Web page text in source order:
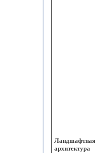
Ландшафтная
архитектура